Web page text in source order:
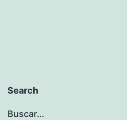
Search
Buscar...